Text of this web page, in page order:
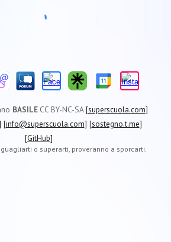
BASILE CC BY-NC-SA[superscuola.com]
[info@superscuola.com] [sostegno.t.me]
[GitHub]
o superarti, proveranno a sporcarti.